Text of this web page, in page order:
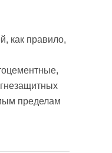
как правило,
пределам